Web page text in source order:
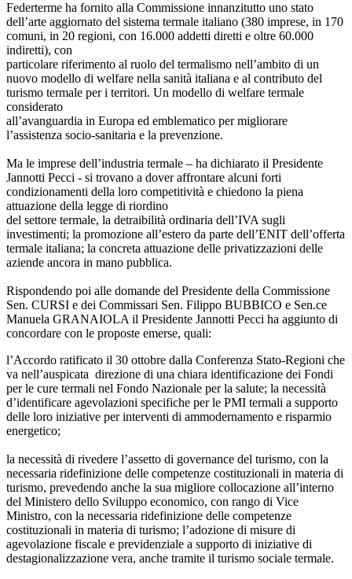
Federterme ha fornito alla Commissione innanzitutto uno stato
dell’arte aggiornato del sistema termale italiano (380 imprese, in 170
comuni, in 20 regioni, con 16.000 addetti diretti e oltre 60.000
indiretti), con
particolare riferimento al ruolo del termalismo nell’ambito di un
nuovo modello di welfare nella sanità italiana e al contributo del
turismo termale per i territori. Un modello di welfare termale
considerato
all’avanguardia in Europa ed emblematico per migliorare
l’assistenza socio-sanitaria e la prevenzione.
Ma le imprese dell’industria termale – ha dichiarato il Presidente
Jannotti Pecci - si trovano a dover affrontare alcuni forti
condizionamenti della loro competitività e chiedono la piena
attuazione della legge di riordino
del settore termale, la detraibilità ordinaria dell’IVA sugli
investimenti; la promozione all’estero da parte dell’ENIT dell’offerta
termale italiana; la concreta attuazione delle privatizzazioni delle
aziende ancora in mano pubblica.
Rispondendo poi alle domande del Presidente della Commissione
Sen. CURSI e dei Commissari Sen. Filippo BUBBICO e Sen.ce
Manuela GRANAIOLA il Presidente Jannotti Pecci ha aggiunto di
concordare con le proposte emerse, quali:
l’Accordo ratificato il 30 ottobre dalla Conferenza Stato-Regioni che
va nell’auspicata direzione di una chiara identificazione dei Fondi
per le cure termali nel Fondo Nazionale per la salute; la necessità
d’identificare agevolazioni specifiche per le PMI termali a supporto
delle loro iniziative per interventi di ammodernamento e risparmio
energetico;
la necessità di rivedere l’assetto di governance del turismo, con la
necessaria ridefinizione delle competenze costituzionali in materia di
turismo, prevedendo anche la sua migliore collocazione all’interno
del Ministero dello Sviluppo economico, con rango di Vice
Ministro, con la necessaria ridefinizione delle competenze
costituzionali in materia di turismo; l’adozione di misure di
agevolazione fiscale e previdenziale a supporto di iniziative di
destagionalizzazione vera, anche tramite il turismo sociale termale.